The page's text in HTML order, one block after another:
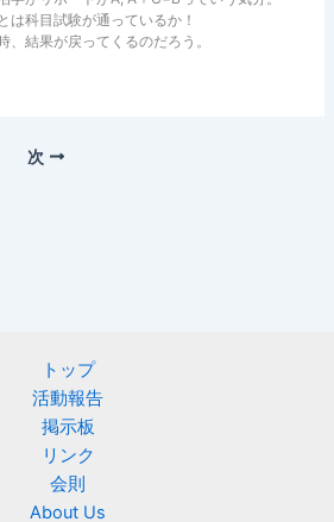
は科目試験が通っているか！
、結果が戻ってくるのだろう。
次
トップ
活動報告
掲示板
リンク
会則
About Us